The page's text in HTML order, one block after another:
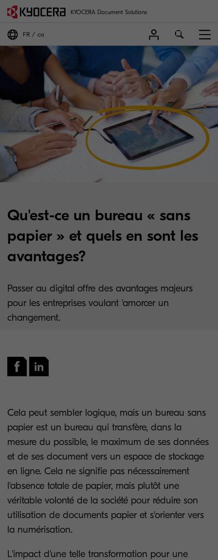
KYOCERA Document Solutions
FR ca
Qu'est-ce un bureau « sans
papier » et quels en sont les
avantages?
Passer au digital offre des avantages majeurs
pour les entreprises voulant 'amorcer un
changement.
Cela peut sembler logique, mais un bureau sans
papier est un bureau qui transfère, dans la
mesure du possible, le maximum de ses données
et de ses document vers un espace de stockage
en ligne. Cela ne signifie pas nécessairement
l'absence totale de papier, mais plutôt une
véritable volonté de la société pour réduire son
utilisation de documents papier et s'orienter vers
la numérisation.
L'impact d'une telle transformation pour une